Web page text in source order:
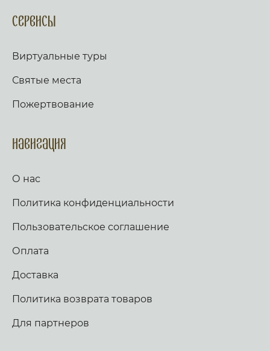
помощь в возжжения свечей за здравие и
упокой в христианских храмах Иерусалима и
вопросом. Письма помещаются в Стену Плача,
Благодатным огнем.
товаров, освященных на камне Миропомазания.
Сервисы
Виртуальные туры
Святые места
Пожертвование
Навигация
О нас
Политика конфиденциальности
Пользовательское соглашение
Оплата
Доставка
Политика возврата товаров
Для партнеров